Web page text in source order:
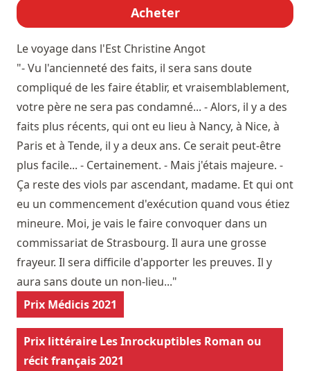
Acheter
Le voyage dans l'Est Christine Angot
"- Vu l'ancienneté des faits, il sera sans doute
compliqué de les faire établir, et vraisemblablement,
votre père ne sera pas condamné... - Alors, il y a des
faits plus récents, qui ont eu lieu à Nancy, à Nice, à
Paris et à Tende, il y a deux ans. Ce serait peut-être
plus facile... - Certainement. - Mais j'étais majeure. -
Ça reste des viols par ascendant, madame. Et qui ont
eu un commencement d'exécution quand vous étiez
mineure. Moi, je vais le faire convoquer dans un
commissariat de Strasbourg. Il aura une grosse
frayeur. Il sera difficile d'apporter les preuves. Il y
aura sans doute un non-lieu..."
Prix Médicis 2021
Prix littéraire Les Inrockuptibles Roman ou
récit français 2021